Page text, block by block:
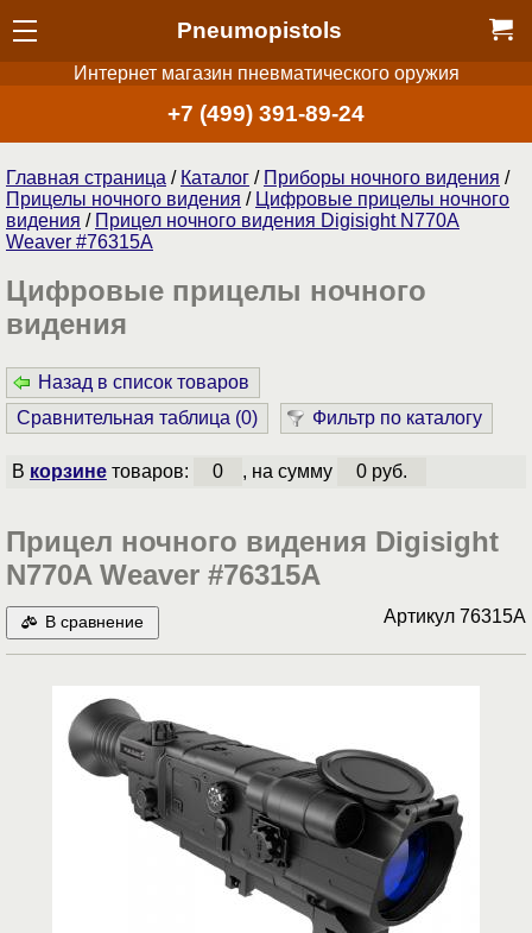
Pneumopistols
Интернет магазин пневматического оружия
+7 (499) 391-89-24
Главная страница / Каталог / Приборы ночного видения /
Прицелы ночного видения / Цифровые прицелы ночного
видения / Прицел ночного видения Digisight N770A
Weaver #76315A
Цифровые прицелы ночного
видения
Назад в список товаров
Сравнительная таблица (0) Фильтр по каталогу
В корзинетоваров: 0 , на сумму 0 руб.
Прицел ночного видения Digisight
N770A Weaver #76315A
В сравнение Артикул 76315A